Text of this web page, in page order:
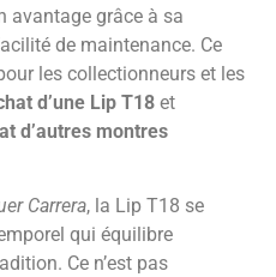
avantage grâce à sa
de maintenance. Ce
les collectionneurs et les
d’une Lip T18 et
d’autres montres
Carrera, la Lip T18 se
qui équilibre
Ce n’est pas